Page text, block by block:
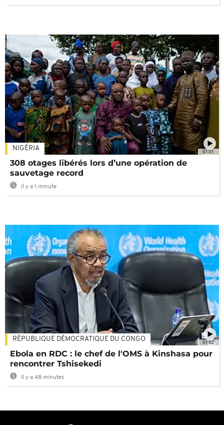
01:01
NIGÉRIA
308 otages libérés lors d’une opération de
sauvetage record
Il y a 1 minute
01:02
RÉPUBLIQUE DÉMOCRATIQUE DU CONGO
Ebola en RDC : le chef de l'OMS à Kinshasa pour
rencontrer Tshisekedi
Il y a 48 minutes